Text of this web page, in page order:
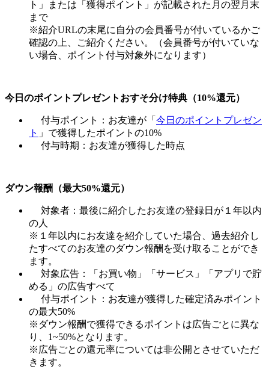
ト」または「獲得ポイント」が記載された月の翌月末
まで
※紹介URLの末尾に自分の会員番号が付いているかご
確認の上、ご紹介ください。（会員番号が付いていな
い場合、ポイント付与対象外になります）
今日のポイントプレゼントおすそ分け特典（10%還元）
付与ポイント：お友達が「 今日のポイントプレゼン
ト 」で獲得したポイントの10%
付与時期：お友達が獲得した時点
ダウン報酬（最大50%還元）
対象者：最後に紹介したお友達の登録日が１年以内
の人
※１年以内にお友達を紹介していた場合、過去紹介し
たすべてのお友達のダウン報酬を受け取ることができ
ます。
対象広告：「お買い物」「サービス」「アプリで貯
める」の広告すべて
付与ポイント：お友達が獲得した確定済みポイント
の最大50%
※ダウン報酬で獲得できるポイントは広告ごとに異な
り、1~50%となります。
※広告ごとの還元率については非公開とさせていただ
きます。